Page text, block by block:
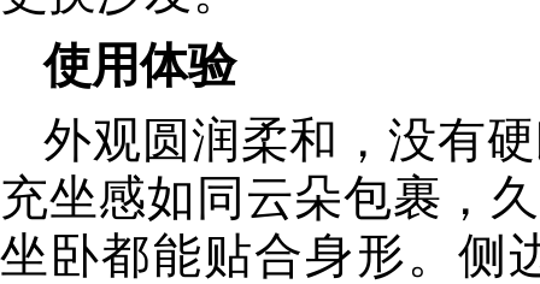
使用体验
外观圆润柔和，没有
充坐感如同云朵包裹，
坐卧都能贴合身形。侧